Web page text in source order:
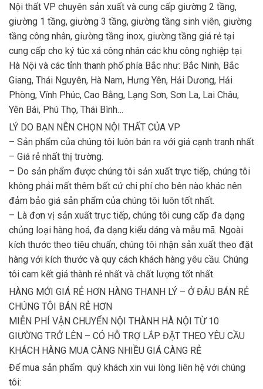
Nội thất VP chuyên sản xuất và cung cấp giường 2 tầng,
giường 1 tầng, giường 3 tầng, giường tầng sinh viên, giường
tầng công nhân, giường tầng inox, giường tầng giá rẻ tại
cung cấp cho ký túc xá công nhân các khu công nghiệp tại
Hà Nội và các tỉnh thanh phố phía Bắc như: Bắc Ninh, Bắc
Giang, Thái Nguyên, Hà Nam, Hưng Yên, Hải Dương, Hải
Phòng, Vĩnh Phúc, Cao Bằng, Lạng Sơn, Sơn La, Lai Châu,
Yên Bái, Phú Thọ, Thái Bình…
LÝ DO BẠN NÊN CHỌN NỘI THẤT CỦA VP
– Sản phẩm của chúng tôi luôn bán ra với giá cạnh tranh nhất
– Giá rẻ nhất thị trường.
– Do sản phẩm được chúng tôi sản xuất trực tiếp, chúng tôi
không phải mất thêm bất cứ chi phí cho bên nào khác nên
đảm bảo giá sản phẩm của chúng tôi luôn tốt nhất.
– Là đơn vị sản xuất trực tiếp, chúng tôi cung cấp đa dạng
chủng loại hàng hoá, đa dạng kiểu dáng và mẫu mã. Ngoài
kích thước theo tiêu chuẩn, chúng tôi nhận sản xuất theo đặt
hàng với kích thước và quy cách khách hàng yêu cầu. Chúng
tôi cam kết giá thành rẻ nhất và chất lượng tốt nhất.
HÀNG MỚI GIÁ RẺ HƠN HÀNG THANH LÝ – Ở ĐÂU BÁN RẺ
CHÚNG TÔI BÁN RẺ HƠN
MIỄN PHÍ VẬN CHUYỂN NỘI THÀNH HÀ NỘI TỪ 10
GIƯỜNG TRỞ LÊN – CÓ HỖ TRỢ LẮP ĐẶT THEO YÊU CẦU
KHÁCH HÀNG MUA CÀNG NHIỀU GIÁ CÀNG RẺ
Để mua sản phẩm quý khách xin vui lòng liên hệ với chúng
tôi: